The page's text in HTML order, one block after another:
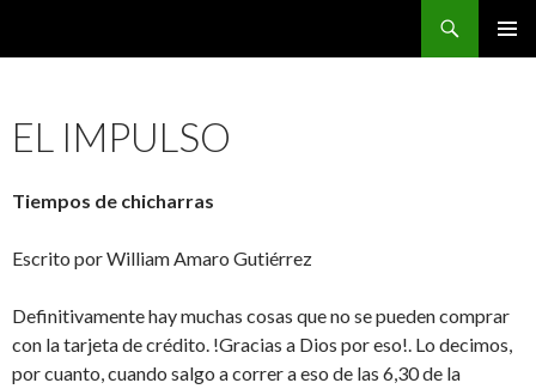
EL IMPULSO
Tiempos de chicharras
Escrito por William Amaro Gutiérrez
Definitivamente hay muchas cosas que no se pueden comprar
con la tarjeta de crédito. !Gracias a Dios por eso!. Lo decimos,
por cuanto, cuando salgo a correr a eso de las 6,30 de la